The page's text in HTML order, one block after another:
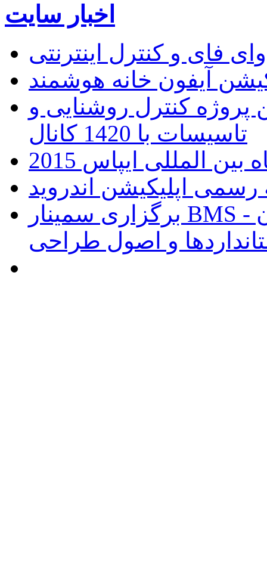
اخبار سایت
فای و کنترل اینترنتی
پروژه کنترل روشنایی و
تاسیسات با 1420 کانال
المللی ایپاس 2015
برگزاری سمینار BMS و هوشمند سازی ساختمان -
و اصول طراحی